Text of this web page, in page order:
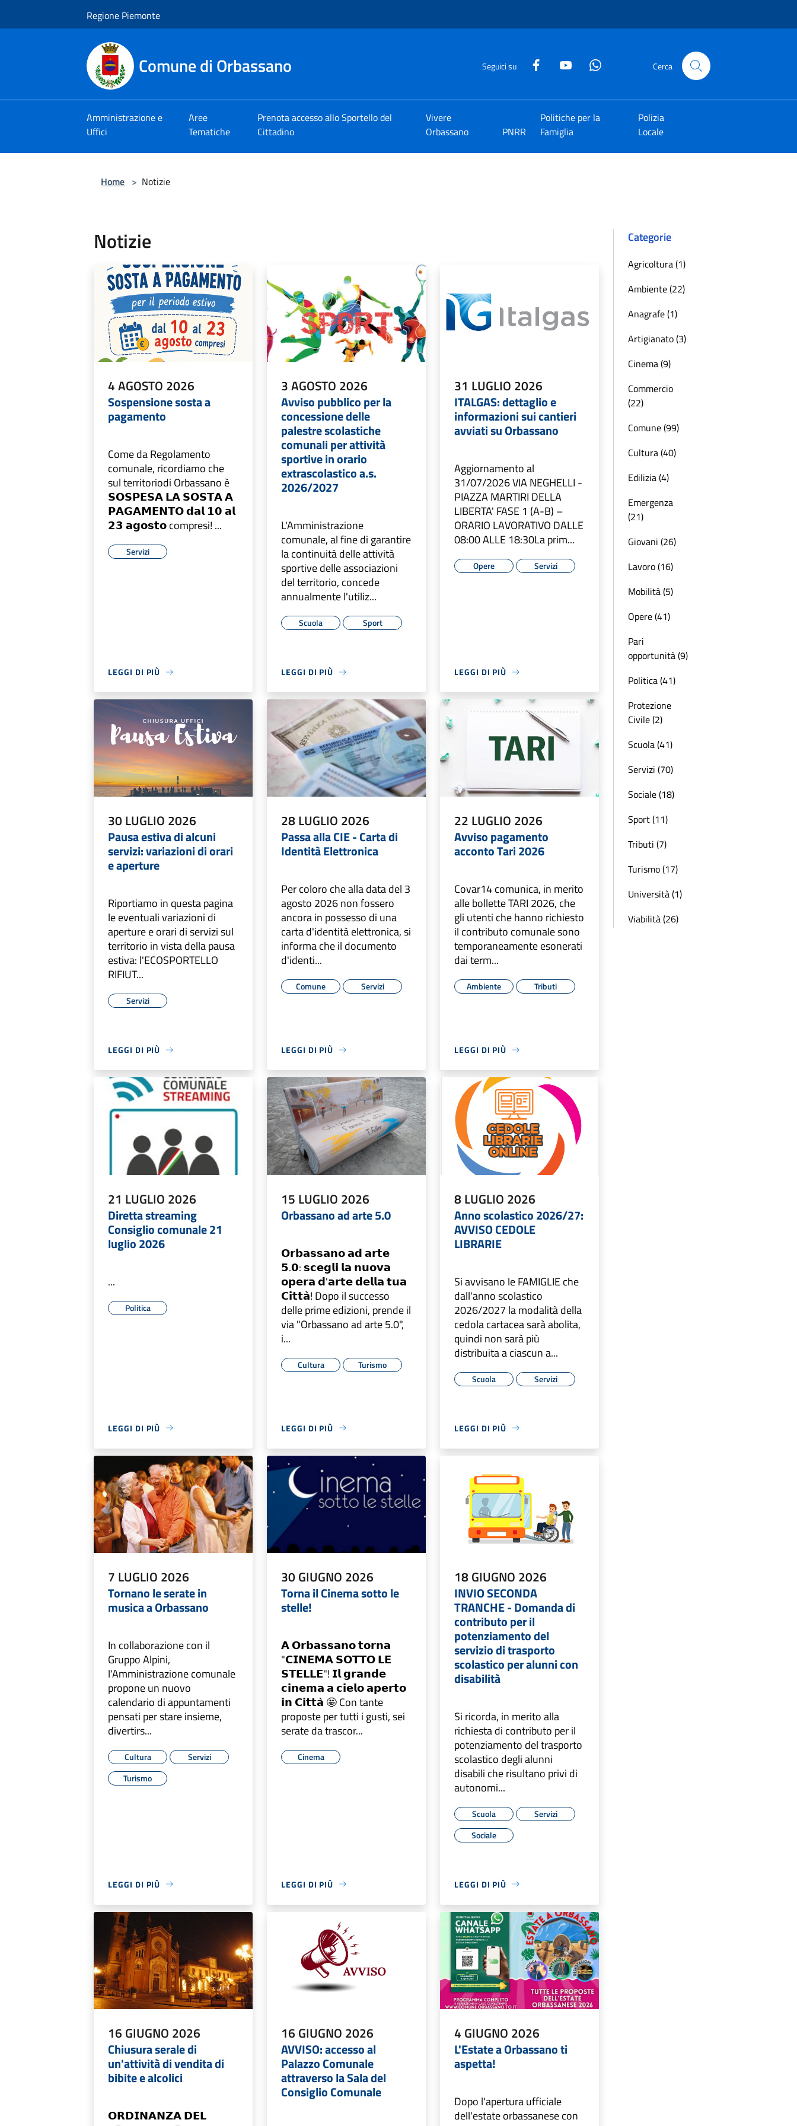
Regione Piemonte
Comune di Orbassano Seguici su Cerca
Amministrazione e
Uffici
Aree
Tematiche
Prenota accesso allo Sportello del
Cittadino
Vivere
Orbassano
PNRR
Politiche per la
Famiglia
Polizia
Locale
Home > Notizie
Notizie
4 AGOSTO 2026
Sospensione sosta a
pagamento
Come da Regolamento
comunale, ricordiamo che
sul territoriodi Orbassano è
𝗦𝗢𝗦𝗣𝗘𝗦𝗔 𝗟𝗔 𝗦𝗢𝗦𝗧𝗔 𝗔
𝗣𝗔𝗚𝗔𝗠𝗘𝗡𝗧𝗢 𝗱𝗮𝗹 𝟭𝟬 𝗮𝗹
𝟮𝟯 𝗮𝗴𝗼𝘀𝘁𝗼 compresi! ...
Servizi
LEGGI DI PIÙ
3 AGOSTO 2026
Avviso pubblico per la
concessione delle
palestre scolastiche
comunali per attività
sportive in orario
extrascolastico a.s.
2026/2027
L'Amministrazione
comunale, al fine di garantire
la continuità delle attività
sportive delle associazioni
del territorio, concede
annualmente l'utiliz...
Scuola Sport
LEGGI DI PIÙ
31 LUGLIO 2026
ITALGAS: dettaglio e
informazioni sui cantieri
avviati su Orbassano
Aggiornamento al
31/07/2026 VIA NEGHELLI -
PIAZZA MARTIRI DELLA
LIBERTA' FASE 1 (A-B) –
ORARIO LAVORATIVO DALLE
08:00 ALLE 18:30La prim...
Opere Servizi
LEGGI DI PIÙ
30 LUGLIO 2026
Pausa estiva di alcuni
servizi: variazioni di orari
e aperture
Riportiamo in questa pagina
le eventuali variazioni di
aperture e orari di servizi sul
territorio in vista della pausa
estiva: l'ECOSPORTELLO
RIFIUT...
Servizi
LEGGI DI PIÙ
28 LUGLIO 2026
Passa alla CIE - Carta di
Identità Elettronica
Per coloro che alla data del 3
agosto 2026 non fossero
ancora in possesso di una
carta d'identità elettronica, si
informa che il documento
d'identi...
Comune Servizi
LEGGI DI PIÙ
22 LUGLIO 2026
Avviso pagamento
acconto Tari 2026
Covar14 comunica, in merito
alle bollette TARI 2026, che
gli utenti che hanno richiesto
il contributo comunale sono
temporaneamente esonerati
dai term...
Ambiente Tributi
LEGGI DI PIÙ
21 LUGLIO 2026
Diretta streaming
Consiglio comunale 21
luglio 2026
...
Politica
LEGGI DI PIÙ
15 LUGLIO 2026
Orbassano ad arte 5.0
𝗢𝗿𝗯𝗮𝘀𝘀𝗮𝗻𝗼 𝗮𝗱 𝗮𝗿𝘁𝗲
𝟱.𝟬: 𝘀𝗰𝗲𝗴𝗹𝗶 𝗹𝗮 𝗻𝘂𝗼𝘃𝗮
𝗼𝗽𝗲𝗿𝗮 𝗱'𝗮𝗿𝘁𝗲 𝗱𝗲𝗹𝗹𝗮 𝘁𝘂𝗮
𝗖𝗶𝘁𝘁𝗮̀! Dopo il successo
delle prime edizioni, prende il
via "Orbassano ad arte 5.0",
i...
Cultura Turismo
LEGGI DI PIÙ
8 LUGLIO 2026
Anno scolastico 2026/27:
AVVISO CEDOLE
LIBRARIE
Si avvisano le FAMIGLIE che
dall'anno scolastico
2026/2027 la modalità della
cedola cartacea sarà abolita,
quindi non sarà più
distribuita a ciascun a...
Scuola Servizi
LEGGI DI PIÙ
7 LUGLIO 2026
Tornano le serate in
musica a Orbassano
In collaborazione con il
Gruppo Alpini,
l'Amministrazione comunale
propone un nuovo
calendario di appuntamenti
pensati per stare insieme,
divertirs...
Cultura
Servizi
Turismo
LEGGI DI PIÙ
30 GIUGNO 2026
Torna il Cinema sotto le
stelle!
𝗔 𝗢𝗿𝗯𝗮𝘀𝘀𝗮𝗻𝗼 𝘁𝗼𝗿𝗻𝗮
"𝗖𝗜𝗡𝗘𝗠𝗔 𝗦𝗢𝗧𝗧𝗢 𝗟𝗘
𝗦𝗧𝗘𝗟𝗟𝗘"! 𝗜𝗹 𝗴𝗿𝗮𝗻𝗱𝗲
𝗰𝗶𝗻𝗲𝗺𝗮 𝗮 𝗰𝗶𝗲𝗹𝗼 𝗮𝗽𝗲𝗿𝘁𝗼
𝗶𝗻 𝗖𝗶𝘁𝘁𝗮̀ 🤩 Con tante
proposte per tutti i gusti, sei
serate da trascor...
Cinema
LEGGI DI PIÙ
18 GIUGNO 2026
INVIO SECONDA
TRANCHE - Domanda di
contributo per il
potenziamento del
servizio di trasporto
scolastico per alunni con
disabilità
Si ricorda, in merito alla
richiesta di contributo per il
potenziamento del trasporto
scolastico degli alunni
disabili che risultano privi di
autonomi...
Scuola
Servizi
Sociale
LEGGI DI PIÙ
16 GIUGNO 2026
Chiusura serale di
un'attività di vendita di
bibite e alcolici
𝗢𝗥𝗗𝗜𝗡𝗔𝗡𝗭𝗔 𝗗𝗘𝗟
16 GIUGNO 2026
AVVISO: accesso al
Palazzo Comunale
attraverso la Sala del
Consiglio Comunale
4 GIUGNO 2026
L'Estate a Orbassano ti
aspetta!
Dopo l'apertura ufficiale
dell'estate orbassanese con
Categorie
Agricoltura (1)
Ambiente (22)
Anagrafe (1)
Artigianato (3)
Cinema (9)
Commercio
(22)
Comune (99)
Cultura (40)
Edilizia (4)
Emergenza
(21)
Giovani (26)
Lavoro (16)
Mobilità (5)
Opere (41)
Pari
opportunità (9)
Politica (41)
Protezione
Civile (2)
Scuola (41)
Servizi (70)
Sociale (18)
Sport (11)
Tributi (7)
Turismo (17)
Università (1)
Viabilità (26)